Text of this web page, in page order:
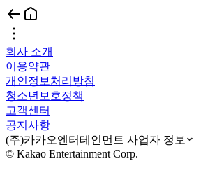
회사 소개
이용약관
개인정보처리방침
청소년보호정책
고객센터
공지사항
(주)카카오엔터테인먼트 사업자 정보
© Kakao Entertainment Corp.